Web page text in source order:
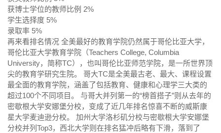
获博士学位的教师比例 2%
学生选择度 5%
录取率 5%
再来看排名情况 全美最好的教育学院仍然属于哥伦比亚大学，
哥伦比亚大学教育学院（Teachers College, Columbia
University，简称TC），也叫哥伦比亚师范学院，是一所世界顶
尖的教育学研究生院。 哥大TC是全美最古老、最大、课程设置
最全面的教育学院，涵盖了包括教育、健康和心理学三大类的
超过100个不同项目。 与哥大并列第一的“榜首搭子”则从去年的
密歇根大学安娜堡分校，变成了近几年排名惊喜不断的威斯康
星大学麦迪逊分校。 加州大学洛杉矶分校与密歇根大学安娜堡
分校并列Top3，西北大学则在排名猛冲后略有下滑，落到了